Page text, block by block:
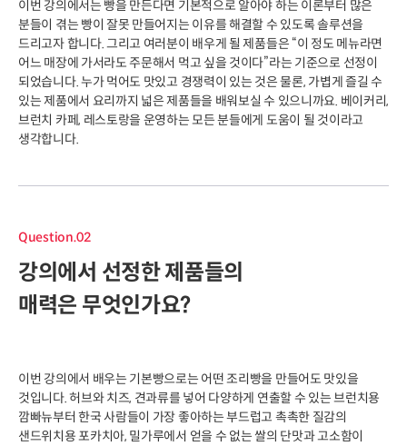
이번 강의에서는 빵을 만든다면 기본적으로 알아야 하는 이론부터 많은
분들이 겪는 빵이 잘못 만들어지는 이유를 해결할 수 있도록 솔루션을
드리고자 합니다. 그리고 여러분이 배우게 될 제품들은 “이 정도 메뉴라면
어느 매장에 가서라도 주문해서 먹고 싶을 것이다”라는 기준으로 선정이
되었습니다. 누가 먹어도 맛있고 경쟁력이 있는 것은 물론, 가볍게 즐길 수
있는 제품에서 요리까지 넓은 제품들을 배워보실 수 있으니까요. 베이커리,
브런치 카페, 레스토랑을 운영하는 모든 분들에게 도움이 될 것이라고
생각합니다.
Question.02
강의에서 선정한 제품들의
매력은 무엇인가요?
이번 강의에서 배우는 기본빵으로는 어떤 조리빵을 만들어도 맛있을
것입니다. 허브와 치즈, 견과류를 넣어 다양하게 연출할 수 있는 브런치용
깜빠뉴부터 한국 사람들이 가장 좋아하는 부드럽고 촉촉한 질감의
샌드위치용 포카치아, 밀가루에서 얻을 수 없는 쌀의 단맛과 고소함이